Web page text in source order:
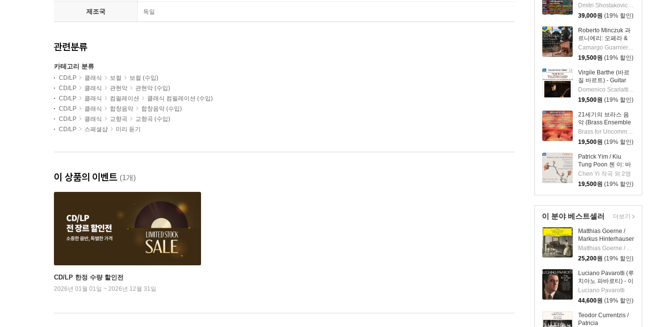
음곡, 발레 모음곡, 협
주곡들
(Shostakovich: Jazz
Suite; Ballet Suites;
Concertos)
Dmitri Shostakovich 작곡 외 6명
39,000원 (19% 할인)
Roberto Minczuk 과
르니에리: 오페라 &
관현악 작품집
(Guarnieri: Pedro
Malazarte)
Camargo Guarnieri 작곡 외 2명
19,500원 (19% 할인)
Virgile Barthe (바르
질 바르트) - Guitar
Recital (기타 리사이
틀)
Domenico Scarlatti 작곡 외 5명
19,500원 (19% 할인)
21세기의 브라스 음
악 (Brass Ensemble
Music - 21st Century)Brass for Uncommon Times 실내악
19,500원 (19% 할인)
Patrick Yim / Kiu
Tung Poon 첸 이: 바
이올린, 비올라, 피아
노 작품집 (Chen Yi:
Works For Violin,
Viola And Piano)
Chen Yi 작곡 외 2명
19,500원 (19% 할인)
이 분야 베스트셀러
Matthias Goerne /
Markus Hinterhauser
슈만: 황혼 (가곡집)
(Schumann:
Zwielicht)
Matthias Goerne / Markus Hinterhauser
25,200원 (19% 할인)
Luciano Pavarotti (루
치아노 파바로티) - 이
탈리아 오페라 리마스
터 (Tenor Arias From
Italian Opera) [LP]
Luciano Pavarotti
44,600원 (19% 할인)
Teodor Currentzis /
Patricia
더보기
제조국 독일
관련분류
카테고리 분류
CD/LP 클래식 보컬
보컬 (수입)
CD/LP
클래식 관현악
관현악 (수입)
CD/LP
클래식 컴필레이션
클래식 컴필레이션 (수입)
CD/LP
클래식 합창음악
합창음악 (수입)
CD/LP
클래식 교향곡
교향곡 (수입)
CD/LP
스페셜샵 미리 듣기
이 상품의 이벤트 (1개)
CD/LP 한정 수량 할인전
2026년 01월 01일 ~ 2026년 12월 31일